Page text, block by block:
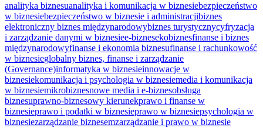
analityka biznesuanalityka i komunikacja w biznesiebezpieczeństwo
w biznesiebezpieczeństwo w biznesie i administracjibiznes
elektroniczny biznes międzynarodowybiznes turystycznycyfryzacja
i zarządzanie danymi w biznesiee-biznesekobiznesfinanse i biznes
międzynarodowyfinanse i ekonomia biznesufinanse i rachunkowość
w biznesieglobalny biznes, finanse i zarządzanie
(Governance)informatyka w biznesieinnowacje w
biznesiekomunikacja i psychologia w biznesiemedia i komunikacja
w biznesiemikrobiznesnowe media i e-biznesobsługa
biznesuprawno-biznesowy kierunekprawo i finanse w
biznesieprawo i podatki w biznesieprawo w biznesiepsychologia w
biznesiezarządzanie biznesemzarządzanie i prawo w biznesie